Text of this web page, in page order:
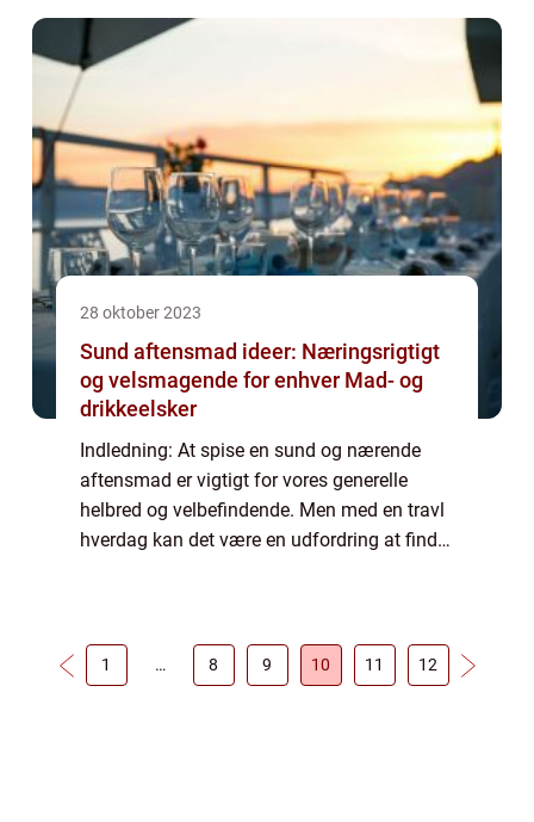
middagsoplevelsen og give dig en
omfattende fo...
28 oktober 2023
Sund aftensmad ideer: Næringsrigtigt
og velsmagende for enhver Mad- og
drikkeelsker
Indledning: At spise en sund og nærende
aftensmad er vigtigt for vores generelle
helbred og velbefindende. Men med en travl
hverdag kan det være en udfordring at finde
1 … 8 9 10 11 12